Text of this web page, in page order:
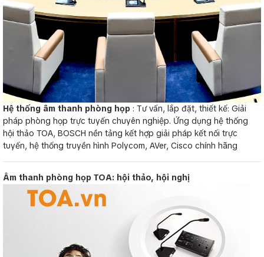
Hệ thống âm thanh phòng họp : Tư vấn, lắp đặt, thiết kế: Giải
pháp phòng họp trực tuyến chuyên nghiệp. Ứng dụng hệ thống
hội thảo TOA, BOSCH nền tảng kết hợp giải pháp kết nối trực
tuyến, hệ thống truyền hình Polycom, AVer, Cisco chính hãng
Âm thanh phòng họp TOA: hội thảo, hội nghị